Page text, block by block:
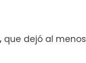
que dejó al menos